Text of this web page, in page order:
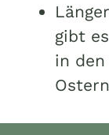
gibt
in